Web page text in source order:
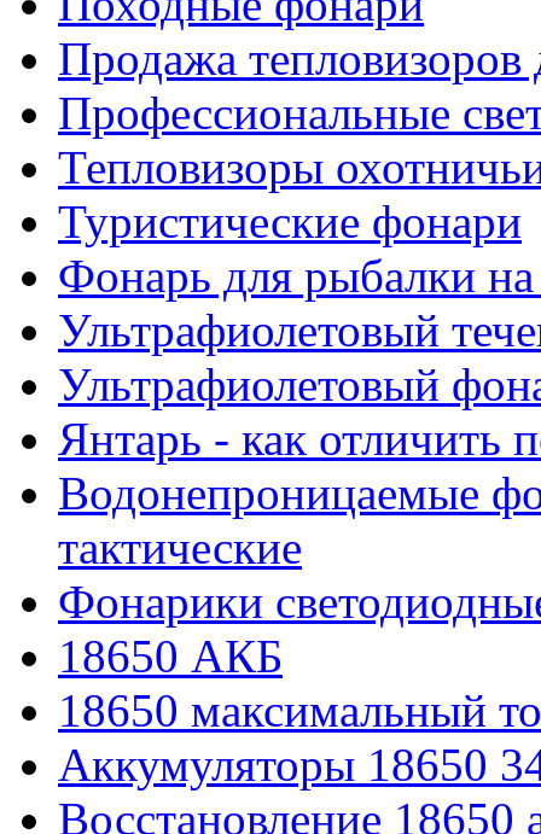
Продажа тепловизоров
Профессиональные
Тепловизоры
Туристические фонари
Фонарь для рыбалки на
Ультрафиолетовый
Ультрафиолетовый
Янтарь - как отличить
Водонепроницаемые
тактические
Фонарики
18650 АКБ
18650 максимальный
Аккумуляторы 18650
Восстановление 18650